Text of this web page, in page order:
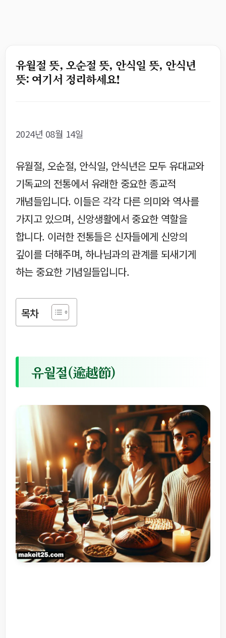
유월절 뜻, 오순절 뜻, 안식일 뜻, 안식년
뜻: 여기서 정리하세요!
2024년 08월 14일
유월절, 오순절, 안식일, 안식년은 모두 유대교와
기독교의 전통에서 유래한 중요한 종교적
개념들입니다. 이들은 각각 다른 의미와 역사를
가지고 있으며, 신앙생활에서 중요한 역할을
합니다. 이러한 전통들은 신자들에게 신앙의
깊이를 더해주며, 하나님과의 관계를 되새기게
하는 중요한 기념일들입니다.
목차
유월절(逾越節)